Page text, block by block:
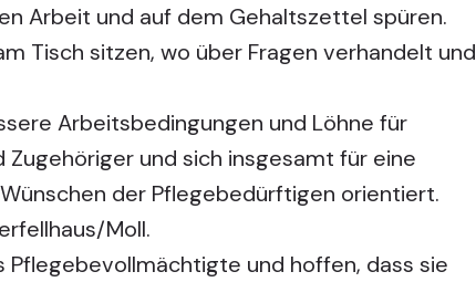
Arbeit und auf dem Gehaltszettel spüren.
Tisch sitzen, wo über Fragen verhandelt und
Arbeitsbedingungen und Löhne für
und sich insgesamt für eine
der Pflegebedürftigen orientiert.
Moll.
Pflegebevollmächtigte und hoffen, dass sie